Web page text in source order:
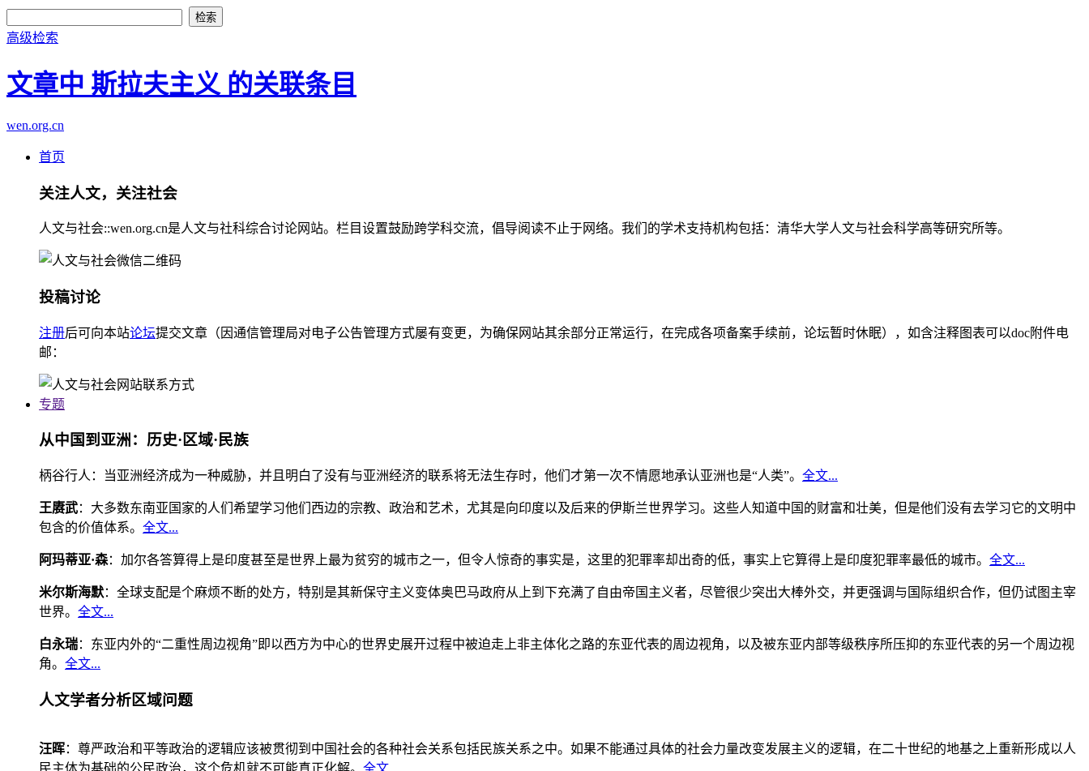
高级检索
文章中 斯拉夫主义 的关联条目
wen.org.cn
首页
关注人文，关注社会
人文与社会::wen.org.cn是人文与社科综合讨论网站。栏目设置鼓励跨学科交流，倡导阅读不止于网络。我们的学术支持机构包括：清华大学人文与社会科学高等研究所等。
投稿讨论
注册后可向本站论坛提交文章（因通信管理局对电子公告管理方式屡有变更，为确保网站其余部分正常运行，在完成各项备案手续前，论坛暂时休眠），如含注释图表可以doc附件电
邮：
专题
从中国到亚洲：历史·区域·民族
柄谷行人：当亚洲经济成为一种威胁，并且明白了没有与亚洲经济的联系将无法生存时，他们才第一次不情愿地承认亚洲也是“人类”。 全文...
王赓武：大多数东南亚国家的人们希望学习他们西边的宗教、政治和艺术，尤其是向印度以及后来的伊斯兰世界学习。这些人知道中国的财富和壮美，但是他们没有去学习它的文明中
包含的价值体系。 全文...
阿玛蒂亚·森：加尔各答算得上是印度甚至是世界上最为贫穷的城市之一，但令人惊奇的事实是，这里的犯罪率却出奇的低，事实上它算得上是印度犯罪率最低的城市。 全文...
米尔斯海默：全球支配是个麻烦不断的处方，特别是其新保守主义变体奥巴马政府从上到下充满了自由帝国主义者，尽管很少突出大棒外交，并更强调与国际组织合作，但仍试图主宰
世界。 全文...
白永瑞：东亚内外的“二重性周边视角”即以西方为中心的世界史展开过程中被迫走上非主体化之路的东亚代表的周边视角，以及被东亚内部等级秩序所压抑的东亚代表的另一个周边视
角。 全文...
人文学者分析区域问题
汪晖：尊严政治和平等政治的逻辑应该被贯彻到中国社会的各种社会关系包括民族关系之中。如果不能通过具体的社会力量改变发展主义的逻辑，在二十世纪的地基之上重新形成以人
民主体为基础的公民政治，这个危机就不可能真正化解。 全文